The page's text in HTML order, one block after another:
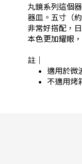
丸鏡系列這個
器皿。五寸（
非常好搭配，
本色更加耀眼
註｜
適用於微
不適用烤